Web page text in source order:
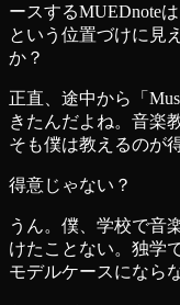
ースするMUEDnote
という位置づけに見
か？
正直、途中から「
きたんだよね。音楽
そも僕は教えるのが
得意じゃない？
うん。僕、学校で音
けたことない。独学
モデルケースになら